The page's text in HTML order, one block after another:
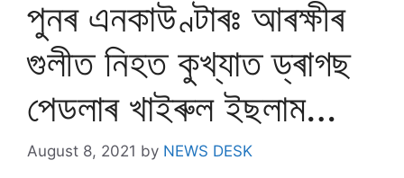
পুনৰ এনকাউণ্টাৰঃ আৰক্ষীৰ
গুলীত নিহত কুখ্যাত ড্ৰাগছ
পেডলাৰ খাইৰুল ইছলাম…
August 8, 2021 by NEWS DESK